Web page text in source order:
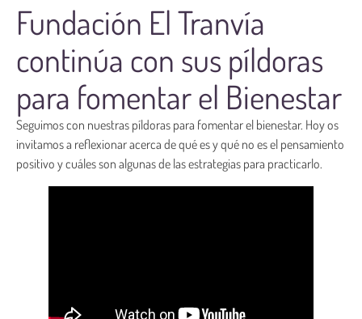
Fundación El Tranvía
continúa con sus píldoras
para fomentar el Bienestar
Seguimos con nuestras píldoras para fomentar el bienestar. Hoy os
invitamos a reflexionar acerca de qué es y qué no es el pensamiento
positivo y cuáles son algunas de las estrategias para practicarlo.